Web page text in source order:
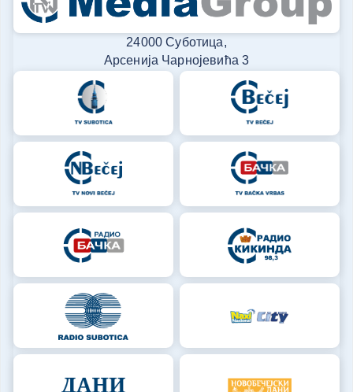
24000 Суботица,
Арсенија Чарнојевића 3